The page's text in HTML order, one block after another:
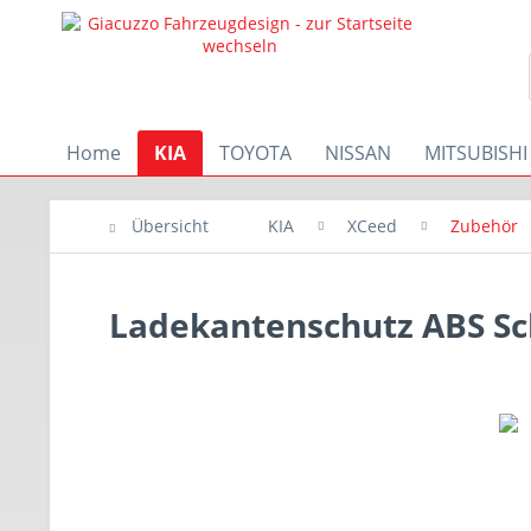
Home KIA TOYOTA NISSAN MITSUBISHI
Übersicht KIA XCeed Zubehör
Ladekantenschutz ABS